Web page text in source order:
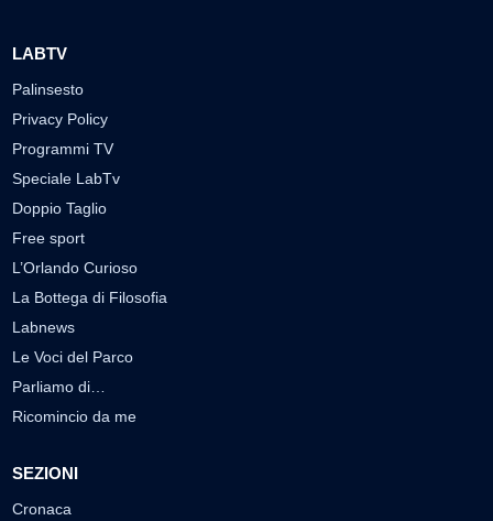
LABTV
Palinsesto
Privacy Policy
Programmi TV
Speciale LabTv
Doppio Taglio
Free sport
L’Orlando Curioso
La Bottega di Filosofia
Labnews
Le Voci del Parco
Parliamo di…
Ricomincio da me
SEZIONI
Cronaca